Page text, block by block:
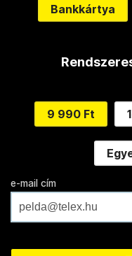
Bankkártya
9 990 Ft
e-mail cím